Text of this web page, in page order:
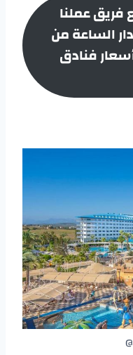
فريق عملنا
الساعة من
فنادق